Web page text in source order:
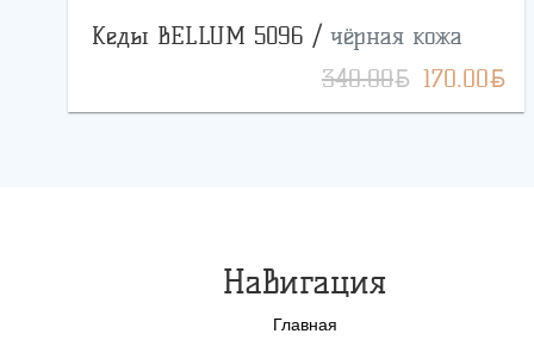
Кеды BELLUM 5096 / чёрная кожа
340.00BYN 170.00BYN
Навигация
Главная